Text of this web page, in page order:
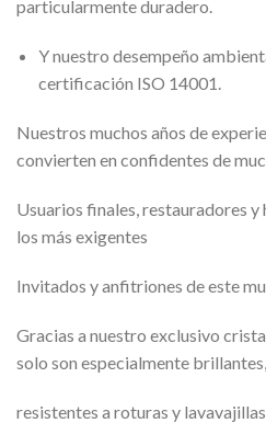
particularmente duradero.
Y nuestro desempeño
certificación ISO 14001.
Nuestros muchos años de
convierten en confidentes de
Usuarios finales, restauradores
los más exigentes
Invitados y anfitriones de este
Gracias a nuestro exclusivo
solo son especialmente brillantes,
resistentes a roturas y